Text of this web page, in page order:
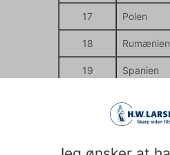
17 Polen
18 Rumænien
19 Spanien